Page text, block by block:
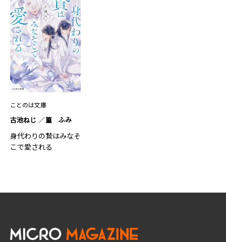
ことのは文庫
古池ねじ 篁 ふみ
身代わりの贄はみなそ
こで愛される